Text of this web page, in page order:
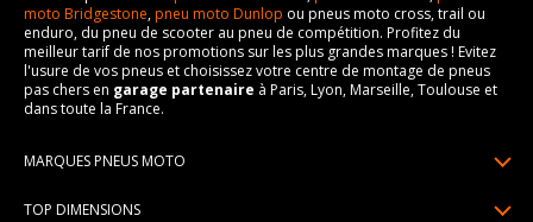
moto Bridgestone,pneu moto Dunlop ou pneus moto cross, trail ou
enduro, du pneu de scooter au pneu de compétition. Profitez du
meilleur tarif de nos promotions sur les plus grandes marques ! Evitez
l'usure de vos pneus et choisissez votre centre de montage de pneus
pas chers en garage partenaire à Paris, Lyon, Marseille, Toulouse et
dans toute la France.
MARQUES PNEUS MOTO
TOP DIMENSIONS